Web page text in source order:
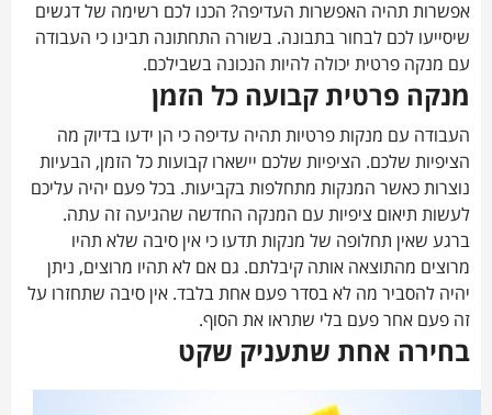
אפשרות תהיה האפשרות העדיפה? הכנו לכם רשימה של דגשים
שיסייעו לכם לבחור בתבונה. בשורה התחתונה תבינו כי העבודה
עם מנקה פרטית יכולה להיות הנכונה בשבילכם.
מנקה פרטית קבועה כל הזמן
העבודה עם מנקות פרטיות תהיה עדיפה כי הן ידעו בדיוק מה
הציפיות שלכם. הציפיות שלכם יישארו קבועות כל הזמן, הבעיות
נוצרות כאשר המנקות מתחלפות בקביעות. בכל פעם יהיה עליכם
לעשות תיאום ציפיות עם המנקה החדשה שהגיעה זה עתה.
ברגע שאין תחלופה של מנקות תדעו כי אין סיבה שלא תהיו
מרוצים מהתוצאה אותה קיבלתם. גם אם לא תהיו מרוצים, ניתן
יהיה להסביר מה לא בסדר פעם אחת בלבד. אין סיבה שתחזרו על
זה פעם אחר פעם בלי שתראו את הסוף.
בחירה אחת שתעניק שקט